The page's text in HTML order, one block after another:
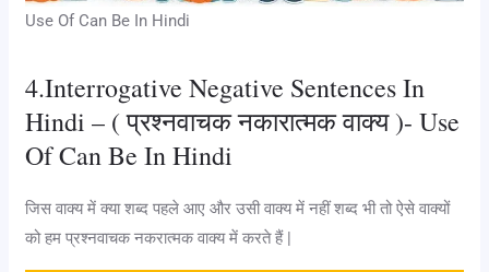
Use Of Can Be In Hindi
4.Interrogative Negative Sentences In
Hindi – ( प्रश्नवाचक नकारात्मक वाक्य )- Use
Of Can Be In Hindi
जिस वाक्य में क्या शब्द पहले आए और उसी वाक्य में नहीं शब्द भी तो ऐसे वाक्यों
को हम प्रश्नवाचक नकरात्मक वाक्य में करते हैं |